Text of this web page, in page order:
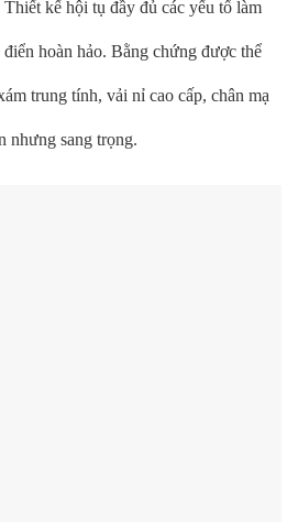
kế hội tụ đầy đủ các yếu tố làm
điển hoàn hảo. Bằng chứng được thể
trung tính, vải nỉ cao cấp, chân mạ
nhưng sang trọng.